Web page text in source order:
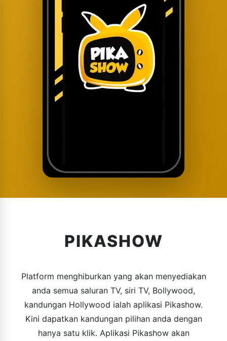
PIKASHOW
Platform menghiburkan yang akan menyediakan
anda semua saluran TV, siri TV, Bollywood,
kandungan Hollywood ialah aplikasi Pikashow.
Kini dapatkan kandungan pilihan anda dengan
hanya satu klik. Aplikasi Pikashow akan